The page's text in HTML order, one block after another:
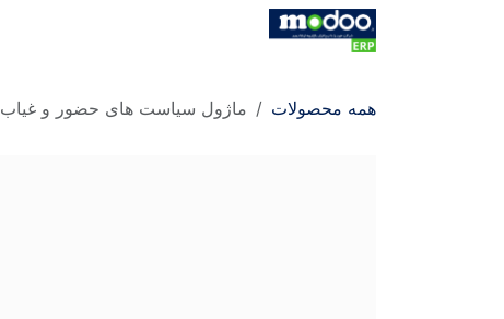
Skip to Content
همه محصولات ماژول سیاست های حضور و غیاب